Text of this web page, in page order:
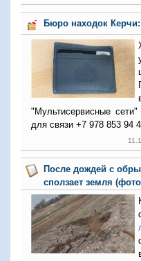
Бюро находок
"Мультисервисные
для связи +7 978 853 94
После дождей с
сползает земля